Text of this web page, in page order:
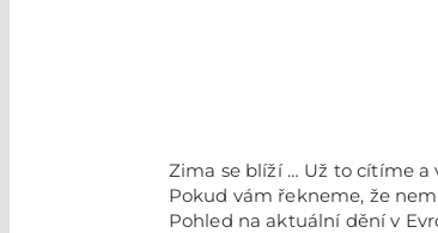
Zima se blíží … Už to cítíme
Pokud vám řekneme, že
Pohled na aktuální dění v